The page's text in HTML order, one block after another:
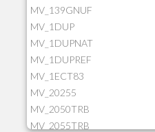
MV_139GNUF
MV_1DUP
MV_1DUPNAT
MV_1DUPREF
MV_1ECT83
MV_20255
MV_2050TRB
MV_2055TRB